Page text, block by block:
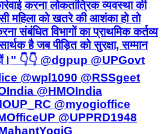
@wpl1090 @RSSgeet
@HMOIndia
@myogioffice
@UPPRD1948
@112UttarPradesh
@CommissionerPrg